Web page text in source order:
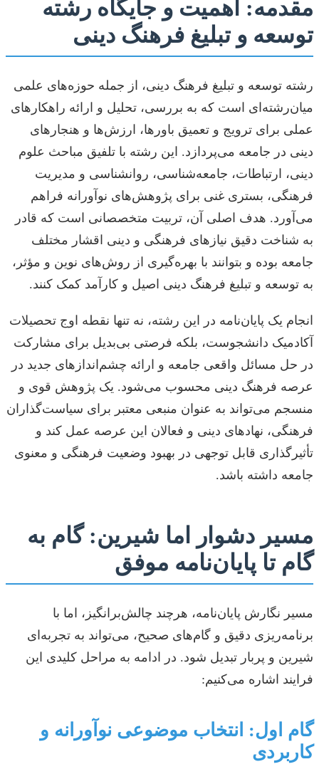
مقدمه: اهمیت و جایگاه رشته
توسعه و تبلیغ فرهنگ دینی
رشته توسعه و تبلیغ فرهنگ دینی، از جمله حوزه‌های علمی
میان‌رشته‌ای است که به بررسی، تحلیل و ارائه راهکارهای
عملی برای ترویج و تعمیق باورها، ارزش‌ها و هنجارهای
دینی در جامعه می‌پردازد. این رشته با تلفیق مباحث علوم
دینی، ارتباطات، جامعه‌شناسی، روانشناسی و مدیریت
فرهنگی، بستری غنی برای پژوهش‌های نوآورانه فراهم
می‌آورد. هدف اصلی آن، تربیت متخصصانی است که قادر
به شناخت دقیق نیازهای فرهنگی و دینی اقشار مختلف
جامعه بوده و بتوانند با بهره‌گیری از روش‌های نوین و مؤثر،
به توسعه و تبلیغ فرهنگ دینی اصیل و کارآمد کمک کنند.
انجام یک پایان‌نامه در این رشته، نه تنها نقطه اوج تحصیلات
آکادمیک دانشجوست، بلکه فرصتی بی‌بدیل برای مشارکت
در حل مسائل واقعی جامعه و ارائه چشم‌اندازهای جدید در
عرصه فرهنگ دینی محسوب می‌شود. یک پژوهش قوی و
منسجم می‌تواند به عنوان منبعی معتبر برای سیاست‌گذاران
فرهنگی، نهادهای دینی و فعالان این عرصه عمل کند و
تأثیرگذاری قابل توجهی در بهبود وضعیت فرهنگی و معنوی
جامعه داشته باشد.
مسیر دشوار اما شیرین: گام به
گام تا پایان‌نامه موفق
مسیر نگارش پایان‌نامه، هرچند چالش‌برانگیز، اما با
برنامه‌ریزی دقیق و گام‌های صحیح، می‌تواند به تجربه‌ای
شیرین و پربار تبدیل شود. در ادامه به مراحل کلیدی این
فرایند اشاره می‌کنیم:
گام اول: انتخاب موضوعی نوآورانه و
کاربردی